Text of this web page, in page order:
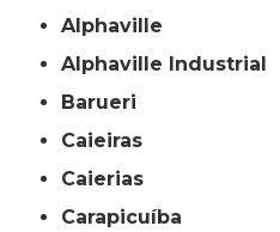
Alphaville
Alphaville Industrial
Barueri
Caieiras
Caierias
Carapicuíba